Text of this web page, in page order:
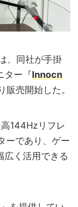
、同社が手掛
ター『Innocn
売開始した。
144Hzリフレ
ーであり、ゲー
広く活用できる